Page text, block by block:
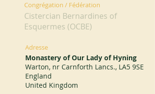
Congrégation / Fédération
Cistercian Bernardines of
Esquermes (OCBE)
Adresse
Monastery of Our Lady of Hyning
Warton, nr Carnforth Lancs., LA5 9SE
England
United Kingdom